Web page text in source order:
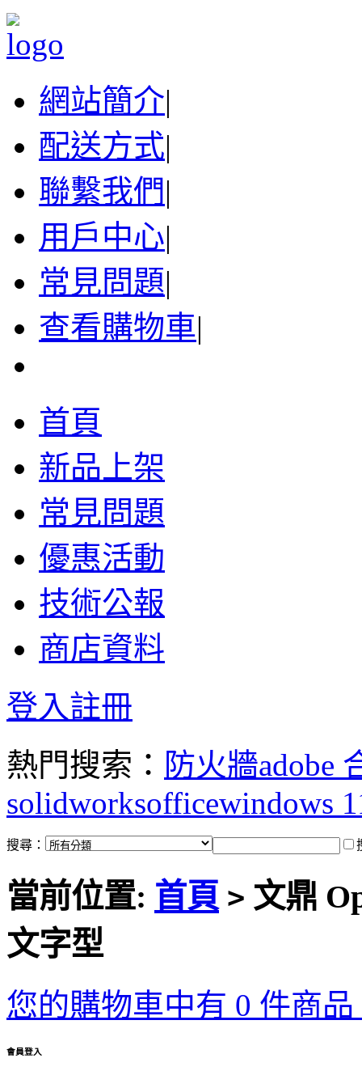
網站簡介|
配送方式|
聯繫我們|
用戶中心|
常見問題|
查看購物車|
首頁
新品上架
常見問題
優惠活動
技術公報
商店資料
登入註冊
熱門搜索： 防火牆adobe
solidworksofficewindows
搜尋：
當前位置: 首頁 > 文鼎
文字型
您的購物車中有 0 件商
會員登入